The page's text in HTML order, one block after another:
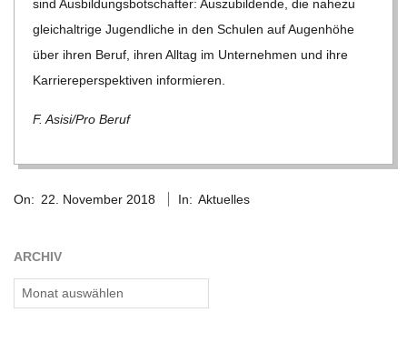
S
C
H
M
I
D
sind Aus­bil­dungs­bot­schaf­ter: Aus­zu­bil­dende, die nahezu
gleich­alt­rige Jugend­li­che in den Schu­len auf Augen­höhe
über ihren Beruf, ihren All­tag im Unter­neh­men und ihre
Kar­rie­re­per­spek­ti­ven informieren.
F. Asisi/​Pro Beruf
11-
On: 22. November 2018 In: Aktuelles
ARCHIV
Archiv